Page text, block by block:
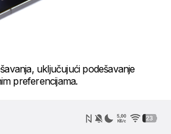
uključujući podešavanje
preferencijama.